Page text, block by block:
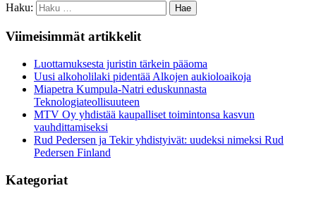
Haku:
Viimeisimmät artikkelit
Luottamuksesta juristin tärkein pääoma
Uusi alkoholilaki pidentää Alkojen aukioloaikoja
Miapetra Kumpula-Natri eduskunnasta
Teknologiateollisuuteen
MTV Oy yhdistää kaupalliset toimintonsa kasvun
vauhdittamiseksi
Rud Pedersen ja Tekir yhdistyivät: uudeksi nimeksi Rud
Pedersen Finland
Kategoriat